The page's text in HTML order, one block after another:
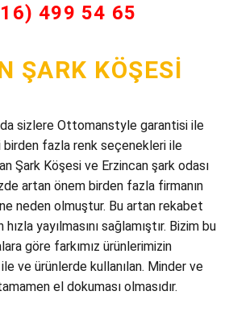
499 54 65
ŞARK KÖŞESI
da sizlere Ottomanstyle garantisi ile
fazla renk seçenekleri ile
Şark Köşesi ve Erzincan şark odası
artan önem birden fazla firmanın
neden olmuştur. Bu artan rekabet
yayılmasını sağlamıştır. Bizim bu
göre farkımız ürünlerimizin
ve ürünlerde kullanılan. Minder ve
el dokuması olmasıdır.